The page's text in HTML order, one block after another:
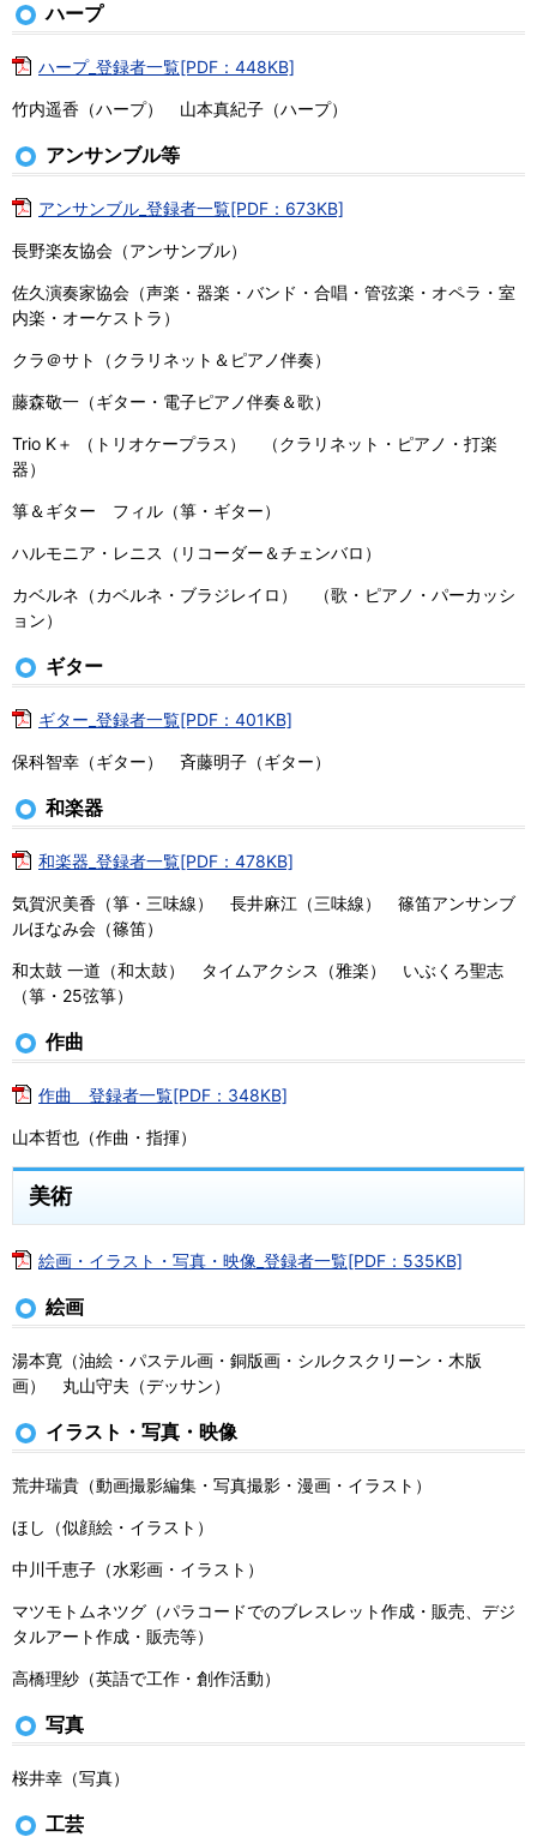
ハープ
ハープ_登録者一覧[PDF：448KB]
竹内遥香（ハープ） 山本真紀子（ハープ）
アンサンブル等
アンサンブル_登録者一覧[PDF：673KB]
長野楽友協会（アンサンブル）
佐久演奏家協会（声楽・器楽・バンド・合唱・管弦楽・オペラ・室
内楽・オーケストラ）
クラ＠サト（クラリネット＆ピアノ伴奏）
藤森敬一（ギター・電子ピアノ伴奏＆歌）
Trio K＋ （トリオケープラス） （クラリネット・ピアノ・打楽
器）
箏＆ギター フィル（箏・ギター）
ハルモニア・レニス（リコーダー＆チェンバロ）
カベルネ（カベルネ・ブラジレイロ） （歌・ピアノ・パーカッシ
ョン）
ギター
ギター_登録者一覧[PDF：401KB]
保科智幸（ギター） 斉藤明子（ギター）
和楽器
和楽器_登録者一覧[PDF：478KB]
気賀沢美香（箏・三味線） 長井麻江（三味線） 篠笛アンサンブ
ルほなみ会（篠笛）
和太鼓 一道（和太鼓） タイムアクシス（雅楽） いぶくろ聖志
（箏・25弦箏）
作曲
作曲 登録者一覧[PDF：348KB]
山本哲也（作曲・指揮）
美術
絵画・イラスト・写真・映像_登録者一覧[PDF：535KB]
絵画
湯本寛（油絵・パステル画・銅版画・シルクスクリーン・木版
画） 丸山守夫（デッサン）
イラスト・写真・映像
荒井瑞貴（動画撮影編集・写真撮影・漫画・イラスト）
ほし（似顔絵・イラスト）
中川千恵子（水彩画・イラスト）
マツモトムネツグ（パラコードでのブレスレット作成・販売、デジ
タルアート作成・販売等）
高橋理紗（英語で工作・創作活動）
写真
桜井幸（写真）
工芸